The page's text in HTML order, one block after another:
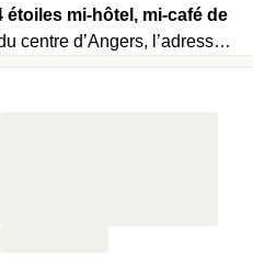
mi-hôtel, mi-café de
centre d’Angers, l’adresse